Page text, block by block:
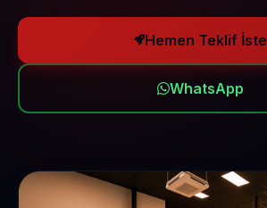
Hemen Teklif İste
WhatsApp